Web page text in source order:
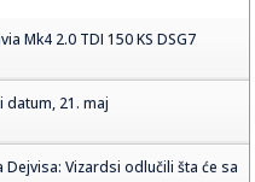
Mk4 2.0 TDI 150 KS DSG7
21. maj
Vizardsi odlučili šta će sa